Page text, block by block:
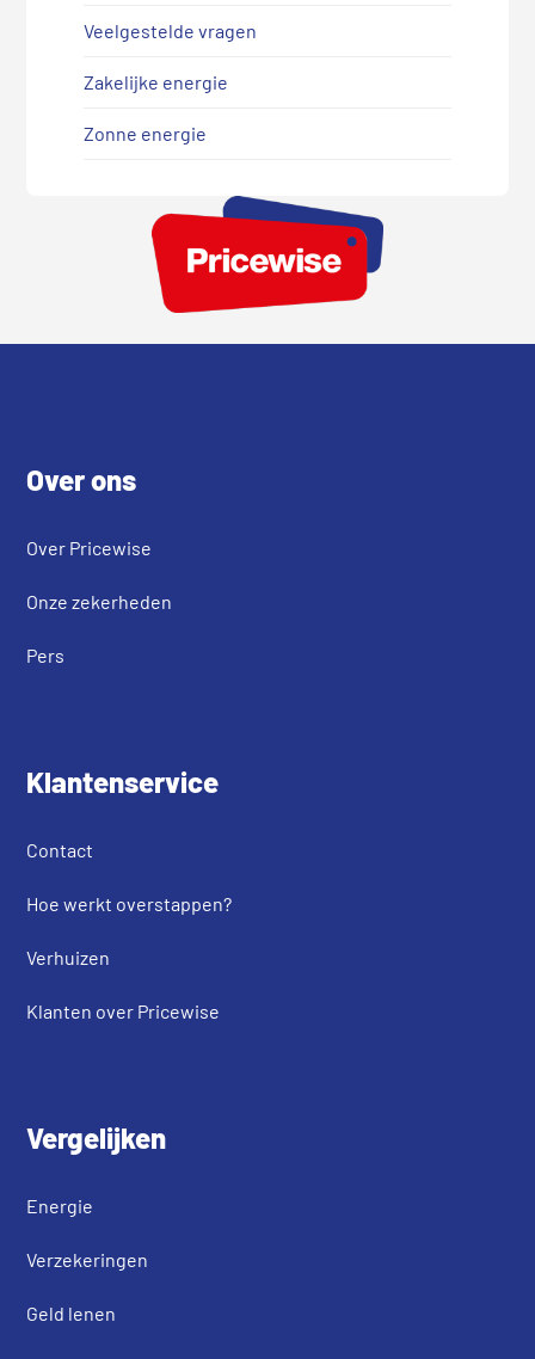
Veelgestelde vragen
Zakelijke energie
Zonne energie
Over ons
Over Pricewise
Onze zekerheden
Pers
Klantenservice
Contact
Hoe werkt overstappen?
Verhuizen
Klanten over Pricewise
Vergelijken
Energie
Verzekeringen
Geld lenen